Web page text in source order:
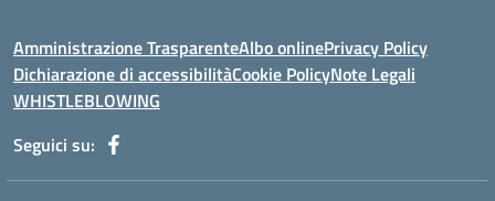
Amministrazione TrasparenteAlbo onlinePrivacy Policy
Dichiarazione di accessibilitàCookie PolicyNote Legali
WHISTLEBLOWING
Seguici su: